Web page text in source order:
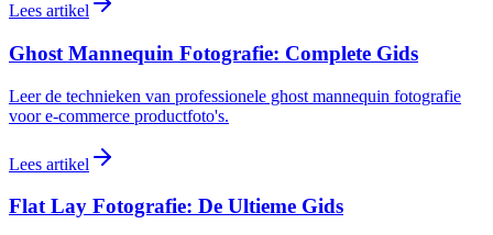
Lees artikel
Ghost Mannequin Fotografie: Complete Gids
Leer de technieken van professionele ghost mannequin fotografie
voor e-commerce productfoto's.
Lees artikel
Flat Lay Fotografie: De Ultieme Gids